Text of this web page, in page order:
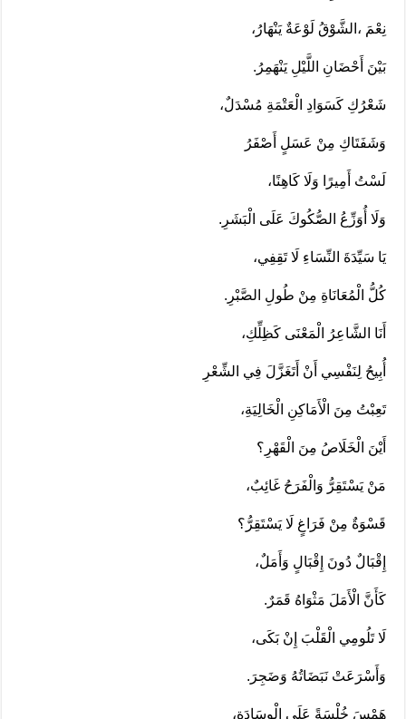
نِعْمَ ،الشَّوْقُ لَوْعَةٌ يَنْهَارُ،
بَيْنَ أَحْضَانِ اللَّيْلِ يَنْهَمِرُ.
شَعْرُكِ كَسَوَادِ الْعَتْمَةِ مُسْدَلٌ،
وَشَفَتَاكِ مِنْ عَسَلٍ أَصْفَرُ
لَسْتُ أَمِيرًا وَلَا كَاهِنًا،
وَلَا أُوَزِّعُ الصُّكُوكَ عَلَى الْبَشَرِ.
يَا سَيِّدَةَ النِّسَاءِ لَا تَقِفِي،
كُلُّ الْمُعَانَاةِ مِنْ طُولِ الصَّبْرِ.
أَنَا الشَّاعِرُ الْمَعْنَى كَظِلِّكِ،
أُبِيحُ لِنَفْسِي أَنْ أَتَغَزَّلَ فِي الشِّعْرِ
تَعِبْتُ مِنَ الْأَمَاكِنِ الْخَالِيَةِ،
أَيْنَ الْخَلَاصُ مِنَ الْقَهْرِ؟
مَنْ يَسْتَقِرُّ وَالْفَرَحُ غَائِبٌ،
قَسْوَةٌ مِنْ فَرَاغٍ لَا يَسْتَقِرُّ؟
إِقْبَالٌ دُونَ إِقْبَالٍ وَأَمَلٌ،
كَأَنَّ الْأَمَلَ مَثْوَاهُ قَمَرٌ.
لَا تَلُومِي الْقَلْبَ إِنْ بَكَى،
وَأَسْرَعَتْ نَبَضَاتُهُ وَضَجِرَ.
هَمْسَ خُلْسَةً عَلَى الْوِسَادَةِ،